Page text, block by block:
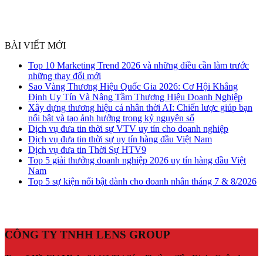
BÀI VIẾT MỚI
Top 10 Marketing Trend 2026 và những điều cần làm trước
những thay đổi mới
Sao Vàng Thương Hiệu Quốc Gia 2026: Cơ Hội Khẳng
Định Uy Tín Và Nâng Tầm Thương Hiệu Doanh Nghiệp
Xây dựng thương hiệu cá nhân thời AI: Chiến lược giúp bạn
nổi bật và tạo ảnh hưởng trong kỷ nguyên số
Dịch vụ đưa tin thời sự VTV uy tín cho doanh nghiệp
Dịch vụ đưa tin thời sự uy tín hàng đầu Việt Nam
Dịch vụ đưa tin Thời Sự HTV9
Top 5 giải thưởng doanh nghiệp 2026 uy tín hàng đầu Việt
Nam
Top 5 sự kiện nổi bật dành cho doanh nhân tháng 7 & 8/2026
CÔNG TY TNHH LENS GROUP